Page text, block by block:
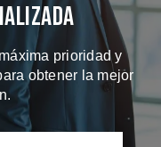
prioridad y
obtener la mejor